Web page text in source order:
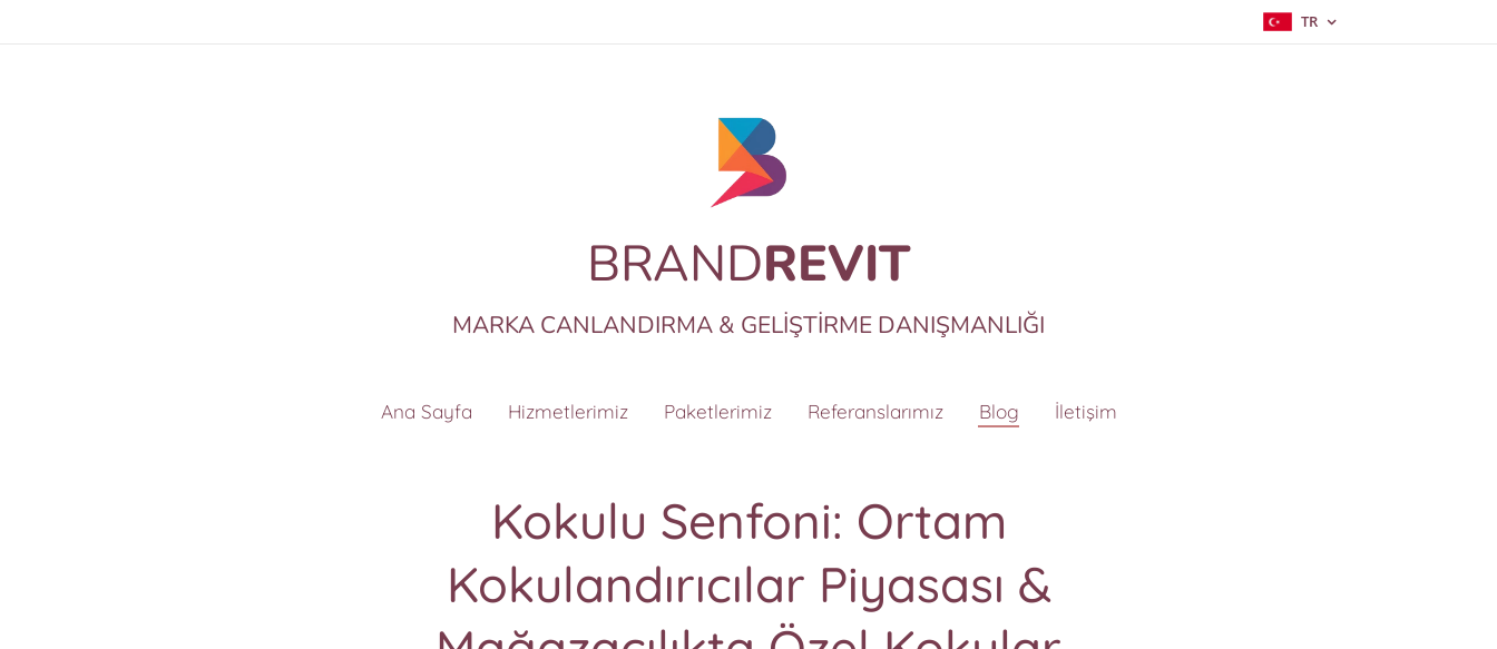
TR
BRANDREVIT
MARKA CANLANDIRMA & GELİŞTİRME DANIŞMANLIĞI
Ana Sayfa Hizmetlerimiz Paketlerimiz Referanslarımız Blog İletişim
Kokulu Senfoni: Ortam
Kokulandırıcılar Piyasası &